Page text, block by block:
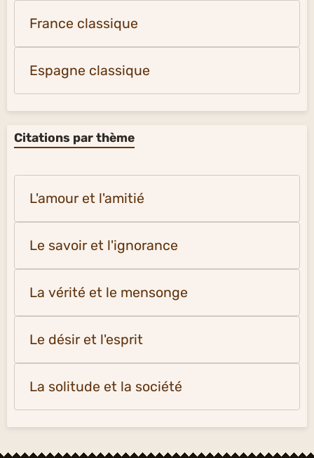
France classique
Espagne classique
Citations par thème
L'amour et l'amitié
Le savoir et l'ignorance
La vérité et le mensonge
Le désir et l'esprit
La solitude et la société